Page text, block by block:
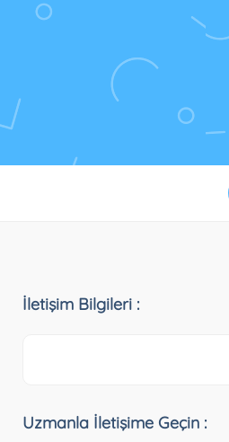
İletişim Bilgileri :
Uzmanla İletişime Geçin :